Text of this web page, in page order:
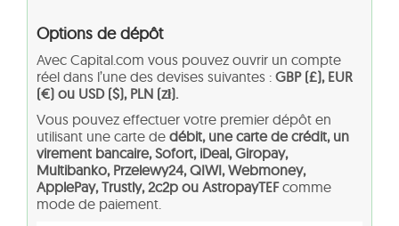
Options de dépôt
Avec Capital.com vous pouvez ouvrir un compte
réel dans l’une des devises suivantes : GBP (£), EUR
(€) ou USD ($), PLN (zł).
Vous pouvez effectuer votre premier dépôt en
utilisant une carte de débit, une carte de crédit, un
virement bancaire, Sofort, iDeal, Giropay,
Multibanko, Przelewy24, QIWI, Webmoney,
ApplePay, Trustly, 2c2p ou AstropayTEFcomme
mode de paiement.